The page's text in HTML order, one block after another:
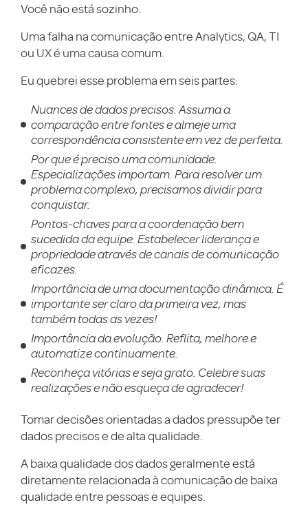
Você não está sozinho.
Uma falha na comunicação entre Analytics, QA, TI
ou UX é uma causa comum.
Eu quebrei esse problema em seis partes:
Nuances de dados precisos. Assuma a
comparação entre fontes e almeje uma
correspondência consistente em vez de perfeita.
Por que é preciso uma comunidade.
Especializações importam. Para resolver um
problema complexo, precisamos dividir para
conquistar.
Pontos-chaves para a coordenação bem
sucedida da equipe. Estabelecer liderança e
propriedade através de canais de comunicação
eficazes.
Importância de uma documentação dinâmica. É
importante ser claro da primeira vez, mas
também todas as vezes!
Importância da evolução. Reflita, melhore e
automatize continuamente.
Reconheça vitórias e seja grato. Celebre suas
realizações e não esqueça de agradecer!
Tomar decisões orientadas a dados pressupõe ter
dados precisos e de alta qualidade.
A baixa qualidade dos dados geralmente está
diretamente relacionada à comunicação de baixa
qualidade entre pessoas e equipes.